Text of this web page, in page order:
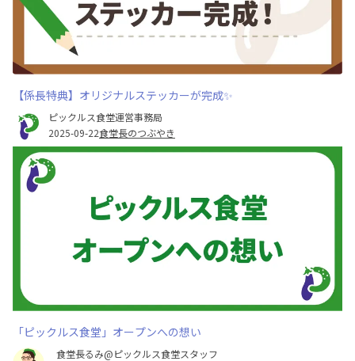
【係長特典】オリジナルステッカーが完成✨
ピックルス食堂運営事務局
2025-09-22食堂長のつぶやき
「ピックルス食堂」オープンへの想い
食堂長るみ@ピックルス食堂スタッフ